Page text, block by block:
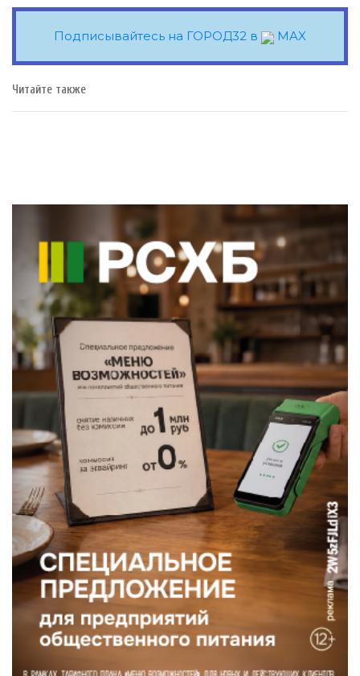
Подписывайтесь на ГОРОД32 в MAX
Читайте также